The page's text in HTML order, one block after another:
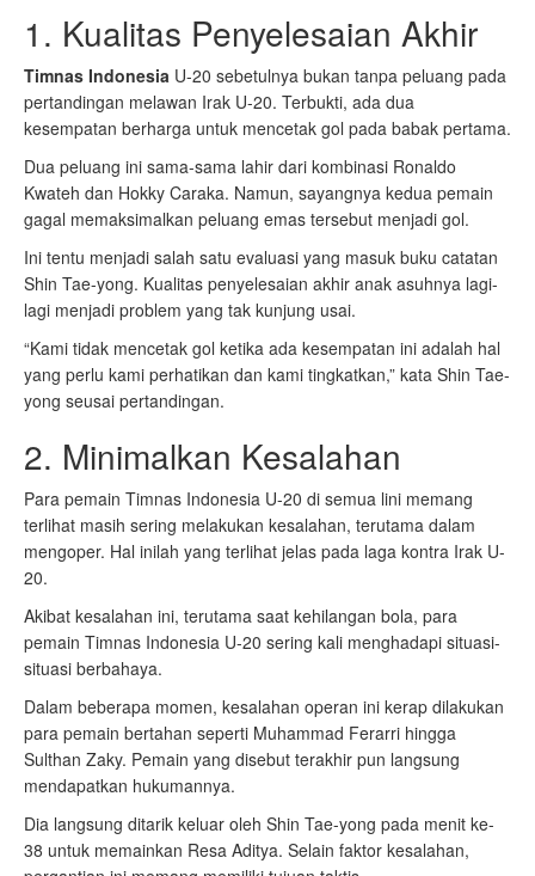
1. Kualitas Penyelesaian Akhir
Timnas Indonesia U-20 sebetulnya bukan tanpa peluang pada
pertandingan melawan Irak U-20. Terbukti, ada dua
kesempatan berharga untuk mencetak gol pada babak pertama.
Dua peluang ini sama-sama lahir dari kombinasi Ronaldo
Kwateh dan Hokky Caraka. Namun, sayangnya kedua pemain
gagal memaksimalkan peluang emas tersebut menjadi gol.
Ini tentu menjadi salah satu evaluasi yang masuk buku catatan
Shin Tae-yong. Kualitas penyelesaian akhir anak asuhnya lagi-
lagi menjadi problem yang tak kunjung usai.
“Kami tidak mencetak gol ketika ada kesempatan ini adalah hal
yang perlu kami perhatikan dan kami tingkatkan,” kata Shin Tae-
yong seusai pertandingan.
2. Minimalkan Kesalahan
Para pemain Timnas Indonesia U-20 di semua lini memang
terlihat masih sering melakukan kesalahan, terutama dalam
mengoper. Hal inilah yang terlihat jelas pada laga kontra Irak U-
20.
Akibat kesalahan ini, terutama saat kehilangan bola, para
pemain Timnas Indonesia U-20 sering kali menghadapi situasi-
situasi berbahaya.
Dalam beberapa momen, kesalahan operan ini kerap dilakukan
para pemain bertahan seperti Muhammad Ferarri hingga
Sulthan Zaky. Pemain yang disebut terakhir pun langsung
mendapatkan hukumannya.
Dia langsung ditarik keluar oleh Shin Tae-yong pada menit ke-
38 untuk memainkan Resa Aditya. Selain faktor kesalahan,